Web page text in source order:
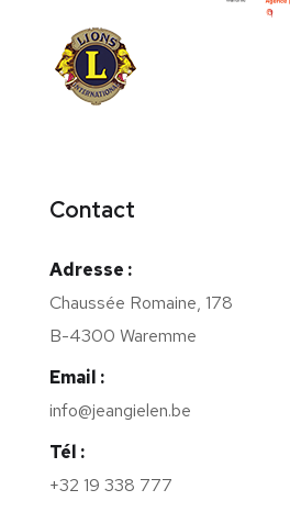
Contact
Adresse :
Chaussée Romaine, 178
B-4300 Waremme
Email :
info@jeangielen.be
Tél :
+32 19 338 777